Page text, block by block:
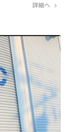
詳細へ